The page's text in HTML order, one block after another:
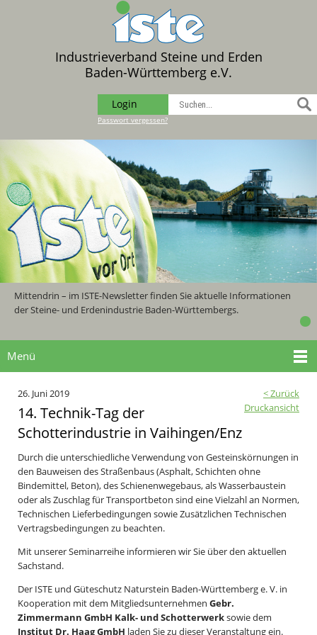
Industrieverband Steine und Erden
Baden-Württemberg e.V.
Login
Passwort vergessen?
Mittendrin – im ISTE-Newsletter finden Sie aktuelle Informationen
der Steine- und Erdenindustrie Baden-Württembergs.
Menü
< Zurück
Druckansicht
26. Juni 2019
14. Technik-Tag der
Schotterindustrie in Vaihingen/Enz
Durch die unterschiedliche Verwendung von Gesteinskörnungen in
den Bauweisen des Straßenbaus (Asphalt, Schichten ohne
Bindemittel, Beton), des Schienenwegebaus, als Wasserbaustein
oder als Zuschlag für Transportbeton sind eine Vielzahl an Normen,
Technischen Lieferbedingungen sowie Zusätzlichen Technischen
Vertragsbedingungen zu beachten.
Mit unserer Seminarreihe informieren wir Sie über den aktuellen
Sachstand.
Der ISTE und Güteschutz Naturstein Baden-Württemberg e. V. in
Kooperation mit dem Mitgliedsunternehmen Gebr.
Zimmermann GmbH Kalk- und Schotterwerksowie dem
Institut Dr. Haag GmbH laden Sie zu dieser Veranstaltung ein.